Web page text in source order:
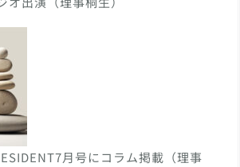
月号にコラム掲載（理事